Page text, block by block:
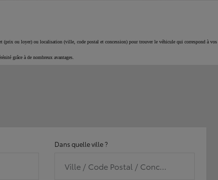
(prix ou loyer) ou localisation (ville, code postal et concession) pour trouver le véhicule qui correspond à vos
grâce à de nombreux avantages.
Dans quelle ville ?
Ville / Code Postal / Concession